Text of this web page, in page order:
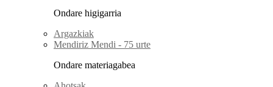
Ondare higigarria
Argazkiak
Mendiriz Mendi - 75 urte
Ondare materiagabea